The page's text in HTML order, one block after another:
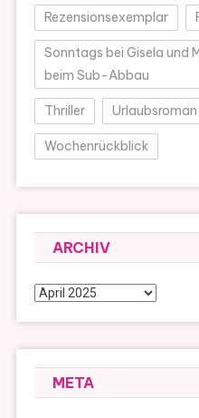
Rezensionsexemplar
Sonntags bei Gisela und
beim Sub-Abbau
Thriller Urlaubsroman
Wochenrückblick
ARCHIV
Archiv
META